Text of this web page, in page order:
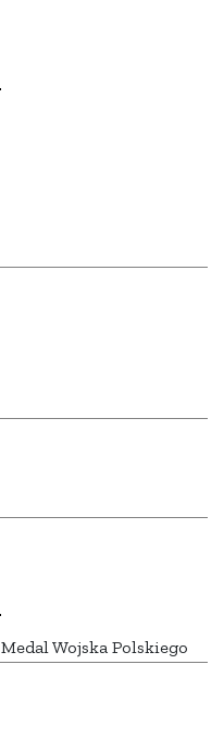
Medal Wojska Polskiego